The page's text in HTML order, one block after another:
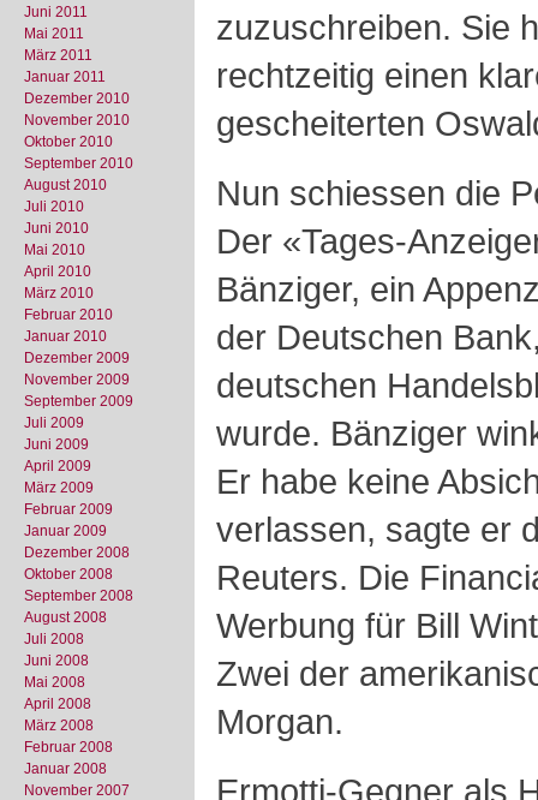
Juni 2011
Mai 2011
März 2011
Januar 2011
Dezember 2010
November 2010
Oktober 2010
September 2010
August 2010
Juli 2010
Juni 2010
Mai 2010
April 2010
März 2010
Februar 2010
Januar 2010
Dezember 2009
November 2009
September 2009
Juli 2009
Juni 2009
April 2009
März 2009
Februar 2009
Januar 2009
Dezember 2008
Oktober 2008
September 2008
August 2008
Juli 2008
Juni 2008
Mai 2008
April 2008
März 2008
Februar 2008
Januar 2008
November 2007
zuzuschreiben. Sie
rechtzeitig einen
gescheiterten
Nun schiessen die
Der «Tages-
Bänziger, ein
der Deutschen
deutschen
wurde. Bänziger
Er habe keine
verlassen, sagte er
Reuters. Die
Werbung für Bill
Zwei der
Morgan.
Ermotti-Gegner als